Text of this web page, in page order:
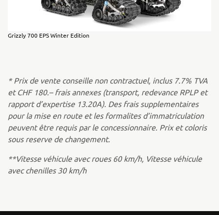
Grizzly 700 EPS Winter Edition
* Prix de vente conseille non contractuel, inclus 7.7% TVA
et CHF 180.– frais annexes (transport, redevance RPLP et
rapport d’expertise 13.20A). Des frais supplementaires
pour la mise en route et les formalites d’immatriculation
peuvent être requis par le concessionnaire. Prix et coloris
sous reserve de changement.
**Vitesse véhicule avec roues 60 km/h, Vitesse véhicule
avec chenilles 30 km/h